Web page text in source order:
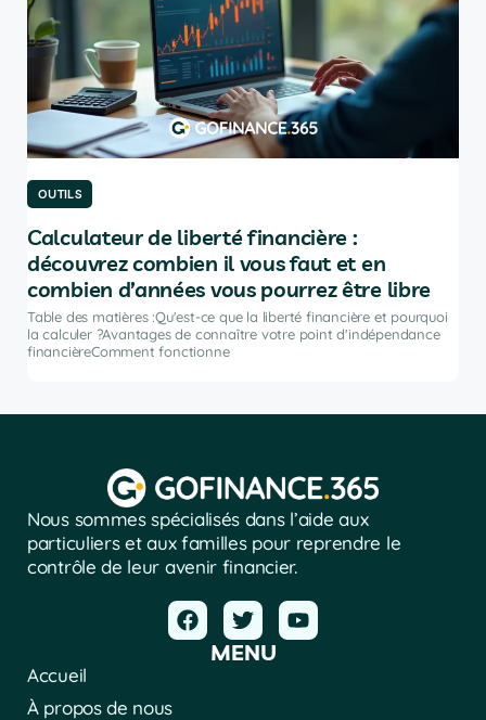
OUTILS
Calculateur de liberté financière :
découvrez combien il vous faut et en
combien d’années vous pourrez être libre
Table des matières :Qu'est-ce que la liberté financière et pourquoi
la calculer ?Avantages de connaître votre point d'indépendance
financièreComment fonctionne
Nous sommes spécialisés dans l’aide aux
particuliers et aux familles pour reprendre le
contrôle de leur avenir financier.
MENU
Accueil
À propos de nous